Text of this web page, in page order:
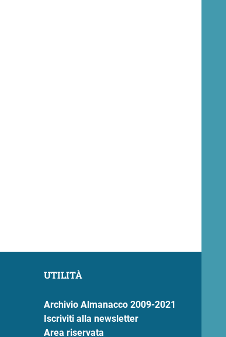
UTILITÀ
Archivio Almanacco 2009-2021
Iscriviti alla newsletter
Area riservata